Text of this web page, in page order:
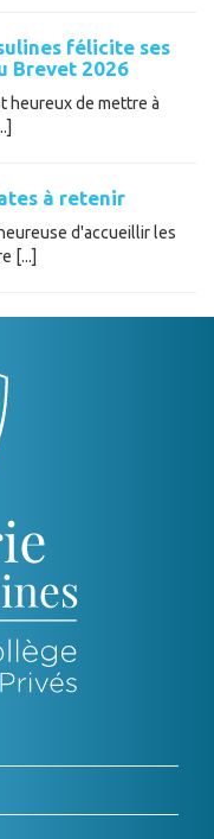
félicite ses
Brevet 2026
heureux de mettre à
à retenir
d'accueillir les
[...]